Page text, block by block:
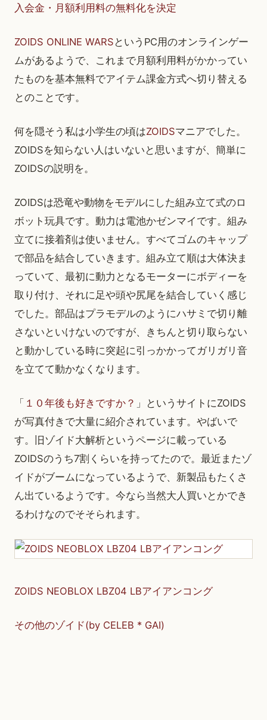
入会金・月額利用料の無料化を決定
ZOIDS ONLINE WARS というPC用のオンラインゲー
ムがあるようで、これまで月額利用料がかかってい
たものを基本無料でアイテム課金方式へ切り替える
とのことです。
何を隠そう私は小学生の頃はZOIDSマニアでした。
ZOIDSを知らない人はいないと思いますが、簡単に
ZOIDSの説明を。
ZOIDSは恐竜や動物をモデルにした組み立て式のロ
ボット玩具です。動力は電池かゼンマイです。組み
立てに接着剤は使いません。すべてゴムのキャップ
で部品を結合していきます。組み立て順は大体決ま
っていて、最初に動力となるモーターにボディーを
取り付け、それに足や頭や尻尾を結合していく感じ
でした。部品はプラモデルのようにハサミで切り離
さないといけないのですが、きちんと切り取らない
と動かしている時に突起に引っかかってガリガリ音
を立てて動かなくなります。
「 １０年後も好きですか？ 」というサイトにZOIDS
が写真付きで大量に紹介されています。やばいで
す。旧ゾイド大解析というページに載っている
ZOIDSのうち7割くらいを持ってたので。最近またゾ
イドがブームになっているようで、新製品もたくさ
ん出ているようです。今なら当然大人買いとかでき
るわけなのでそそられます。
ZOIDS NEOBLOX LBZ04 LBアイアンコング
その他のゾイド(by CELEB * GAI)